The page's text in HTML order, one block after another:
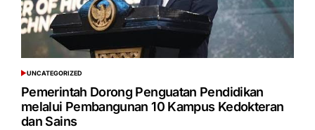
POSTED
IN
UNCATEGORIZED
Pemerintah Dorong Penguatan Pendidikan
melalui Pembangunan 10 Kampus Kedokteran
dan Sains